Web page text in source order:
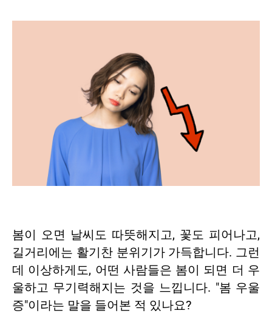
봄이 오면 날씨도 따뜻해지고, 꽃도 피어나고,
길거리에는 활기찬 분위기가 가득합니다. 그런
데 이상하게도, 어떤 사람들은 봄이 되면 더 우
울하고 무기력해지는 것을 느낍니다. "봄 우울
증"이라는 말을 들어본 적 있나요?